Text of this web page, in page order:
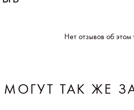
Нет отзывов об этом
ТАК ЖЕ